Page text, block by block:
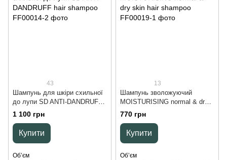
43
Шампунь для шкіри схильної
до лупи SD ANTI-DANDRUFF
hair shampoo, 300 ml
1 100 грн
Купити
Обʼєм
13
Шампунь зволожуючий
MOISTURISING normal & dry
skin hair shampoo, 250 ml
770 грн
Купити
Обʼєм